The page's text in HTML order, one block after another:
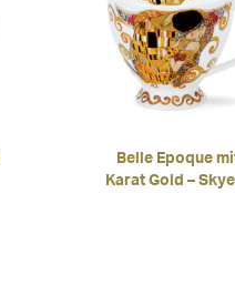
Belle Epoque
Karat Gold –